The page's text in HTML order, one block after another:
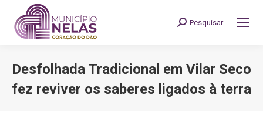
Search:
Pesquisar
Desfolhada Tradicional em Vilar Seco
fez reviver os saberes ligados à terra